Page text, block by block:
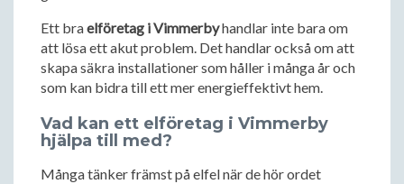
Ett braelföretag i Vimmerbyhandlar inte bara om
att lösa ett akut problem. Det handlar också om att
skapa säkra installationer som håller i många år och
som kan bidra till ett mer energieffektivt hem.
Vad kan ett elföretag i Vimmerby
hjälpa till med?
Många tänker främst på elfel när de hör ordet